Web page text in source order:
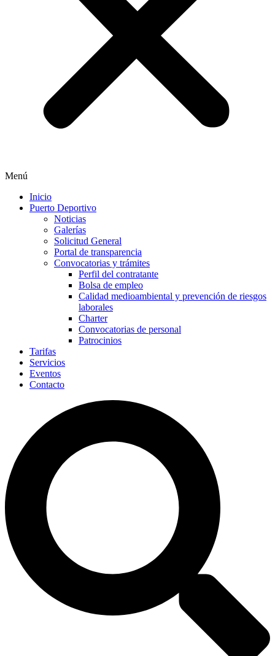
Menú
Inicio
Puerto Deportivo
Noticias
Galerías
Solicitud General
Portal de transparencia
Convocatorias y trámites
Perfil del contratante
Bolsa de empleo
Calidad medioambiental y prevención de riesgos
laborales
Charter
Convocatorias de personal
Patrocinios
Tarifas
Servicios
Eventos
Contacto